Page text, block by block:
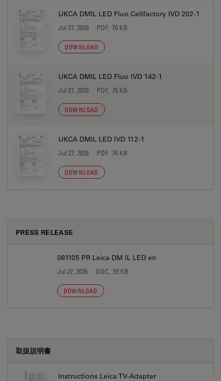
UKCA DMIL LED Fluo Cellfactory IVD 202-1
Jul 27, 2026 PDF, 76 KB
DOWNLOAD
UKCA DMIL LED Fluo IVD 142-1
Jul 27, 2026 PDF, 76 KB
DOWNLOAD
UKCA DMIL LED IVD 112-1
Jul 27, 2026 PDF, 76 KB
DOWNLOAD
PRESS RELEASE
081105 PR Leica DM IL LED en
Jul 27, 2026 DOC, 55 KB
DOWNLOAD
取扱説明書
Instructions Leica TV-Adapter